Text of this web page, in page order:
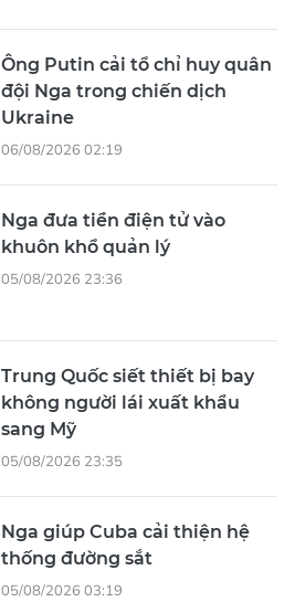
Ông Putin cải tổ chỉ huy quân
đội Nga trong chiến dịch
Ukraine
06/08/2026 02:19
Nga đưa tiền điện tử vào
khuôn khổ quản lý
05/08/2026 23:36
Trung Quốc siết thiết bị bay
không người lái xuất khẩu
sang Mỹ
05/08/2026 23:35
Nga giúp Cuba cải thiện hệ
thống đường sắt
05/08/2026 03:19